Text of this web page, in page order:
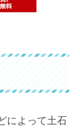
によって土石